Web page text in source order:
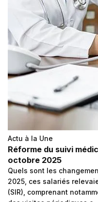
Actu à la Une
Réforme du suivi
octobre 2025
Quels sont les
2025, ces salariés
(SIR), comprenant